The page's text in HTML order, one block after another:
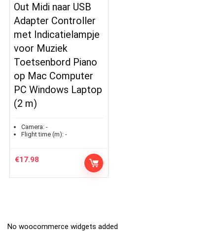
Out Midi naar USB
Adapter Controller
met Indicatielampje
voor Muziek
Toetsenbord Piano
op Mac Computer
PC Windows Laptop
(2 m)
Camera: -
Flight time (m): -
€17.98
No woocommerce widgets added